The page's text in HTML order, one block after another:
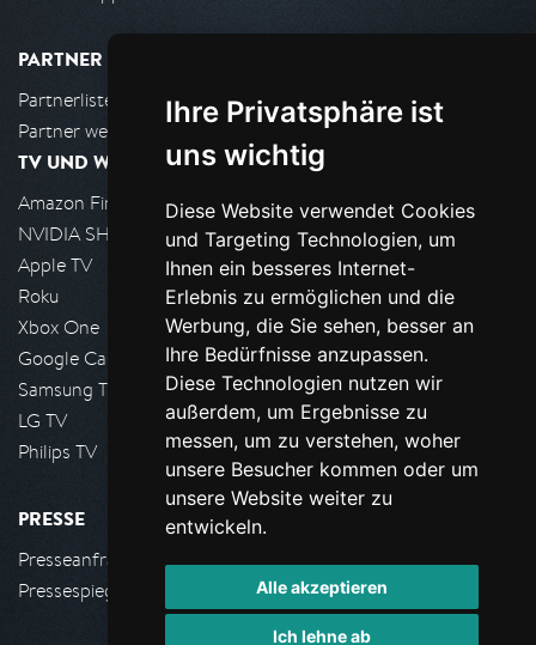
Ihre Privatsphäre ist
uns wichtig
Diese Website verwendet Cookies
und Targeting Technologien, um
Ihnen ein besseres Internet-
Erlebnis zu ermöglichen und die
Werbung, die Sie sehen, besser an
Ihre Bedürfnisse anzupassen.
Diese Technologien nutzen wir
außerdem, um Ergebnisse zu
messen, um zu verstehen, woher
unsere Besucher kommen oder um
unsere Website weiter zu
entwickeln.
Alle akzeptieren
Ich lehne ab
PARTNER
Partnerliste
Partner werden
TV UND WOHNZIMMER
Amazon FireTV
NVIDIA SHIELD, Google TV
Apple TV
Roku
Xbox One
Google Cast
Samsung TV
LG TV
Philips TV
PRESSE
Presseanfrage stellen
Pressespiegel